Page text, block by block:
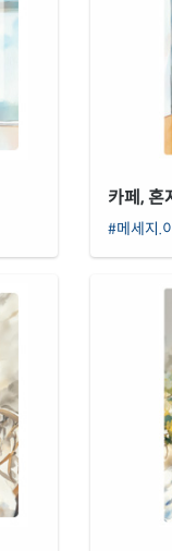
카페, 혼
#메세지.